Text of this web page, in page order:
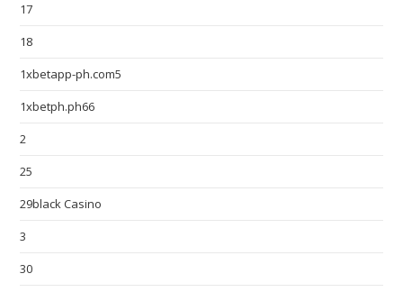
17
18
1xbetapp-ph.com5
1xbetph.ph66
2
25
29black Casino
3
30